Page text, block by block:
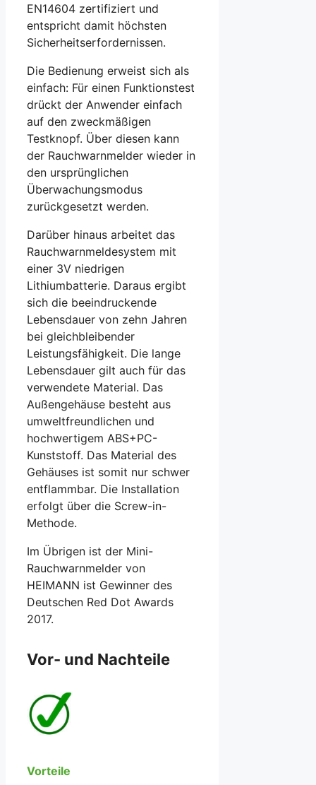
EN14604 zertifiziert und
entspricht damit höchsten
Sicherheitserfordernissen.
Die Bedienung erweist sich als
einfach: Für einen Funktionstest
drückt der Anwender einfach
auf den zweckmäßigen
Testknopf. Über diesen kann
der Rauchwarnmelder wieder in
den ursprünglichen
Überwachungsmodus
zurückgesetzt werden.
Darüber hinaus arbeitet das
Rauchwarnmeldesystem mit
einer 3V niedrigen
Lithiumbatterie. Daraus ergibt
sich die beeindruckende
Lebensdauer von zehn Jahren
bei gleichbleibender
Leistungsfähigkeit. Die lange
Lebensdauer gilt auch für das
verwendete Material. Das
Außengehäuse besteht aus
umweltfreundlichen und
hochwertigem ABS+PC-
Kunststoff. Das Material des
Gehäuses ist somit nur schwer
entflammbar. Die Installation
erfolgt über die Screw-in-
Methode.
Im Übrigen ist der Mini-
Rauchwarnmelder von
HEIMANN ist Gewinner des
Deutschen Red Dot Awards
2017.
Vor- und Nachteile
Vorteile